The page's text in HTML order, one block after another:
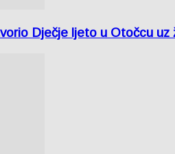
Dječje ljeto u Otočcu